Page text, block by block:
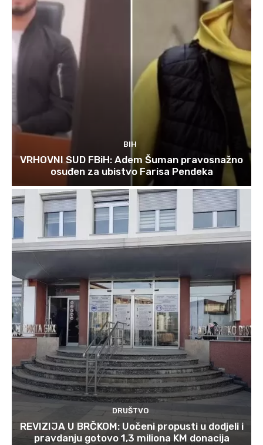
BIH
VRHOVNI SUD FBiH: Adem Šuman pravosnažno
osuđen za ubistvo Farisa Pendeka
DRUŠTVO
REVIZIJA U BRČKOM: Uočeni propusti u dodjeli i
pravdanju gotovo 1,3 miliona KM donacija